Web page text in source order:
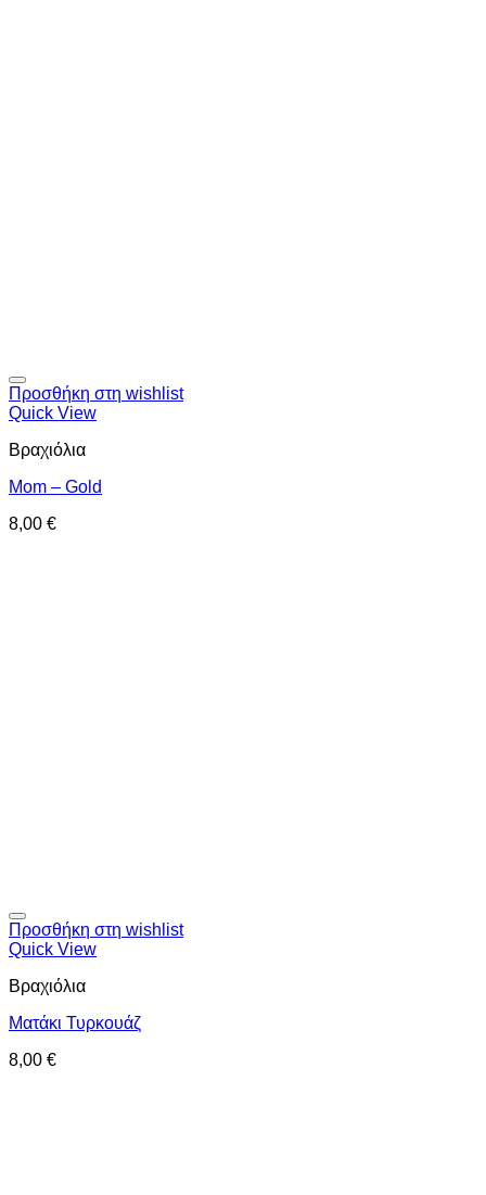
Προσθήκη στη wishlist
Quick View
Βραχιόλια
Mom – Gold
8,00 €
Προσθήκη στη wishlist
Quick View
Βραχιόλια
Ματάκι Τυρκουάζ
8,00 €